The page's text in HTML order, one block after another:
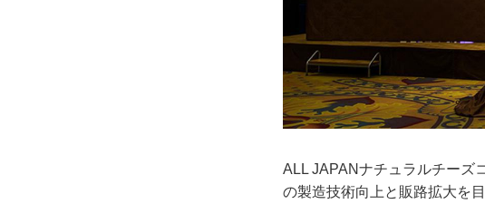
ALL JAPANナチュラルチーズ
の製造技術向上と販路拡大を